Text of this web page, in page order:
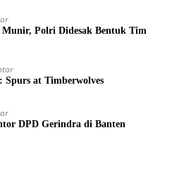
Munir, Polri Didesak Bentuk Tim
Spurs at Timberwolves
DPD Gerindra di Banten